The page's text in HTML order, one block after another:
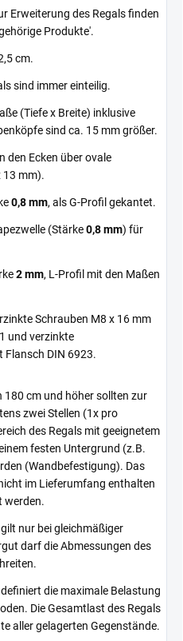
Erweiterung des Regals finden
Produkte'.
cm.
sind immer einteilig.
(Tiefe x Breite) inklusive
sind ca. 15 mm größer.
den Ecken über ovale
13 mm).
0,8 mm, als G-Profil gekantet.
(Stärke0,8 mm) für
2 mm, L-Profil mit den Maßen
Schrauben M8 x 16 mm
und verzinkte
DIN 6923.
180 cm und höher sollten zur
zwei Stellen (1x pro
des Regals mit geeignetem
festen Untergrund (z.B.
(Wandbefestigung). Das
im Lieferumfang enthalten
werden.
nur bei gleichmäßiger
darf die Abmessungen des
die maximale Belastung
Die Gesamtlast des Regals
aller gelagerten Gegenstände.